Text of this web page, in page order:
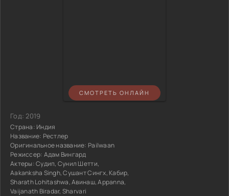
СМОТРЕТЬ ОНЛАЙН
Год:2019
Страна: Индия
Название: Рестлер
Оригинальное название: Pailwaan
Режиссер: Адам Вингард
Актеры:Судип, Сунил Шетти,
Aakanksha Singh, Сушант Сингх, Кабир,
Sharath Lohitashwa, Авинаш, Appanna,
Vaijanath Biradar, Sharvari